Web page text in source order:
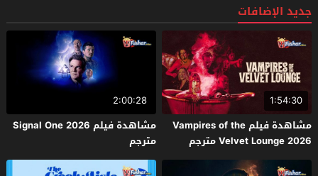
جديد الإضافات
1:54:30
مشاهدة فيلم Vampires of the
Velvet Lounge 2026 مترجم
2:00:28
مشاهدة فيلم Signal One 2026
مترجم